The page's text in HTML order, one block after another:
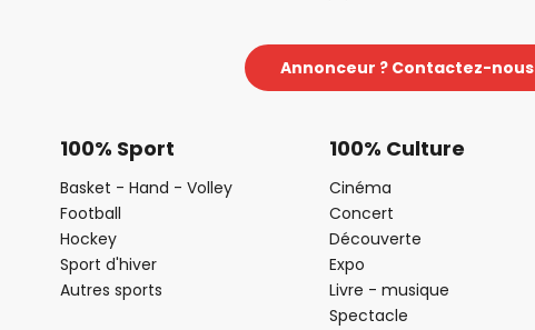
Annonceur ? Contactez-nous
100% Sport
Basket - Hand - Volley
Football
Hockey
Sport d'hiver
Autres sports
100% Culture
Cinéma
Concert
Découverte
Expo
Livre - musique
Spectacle